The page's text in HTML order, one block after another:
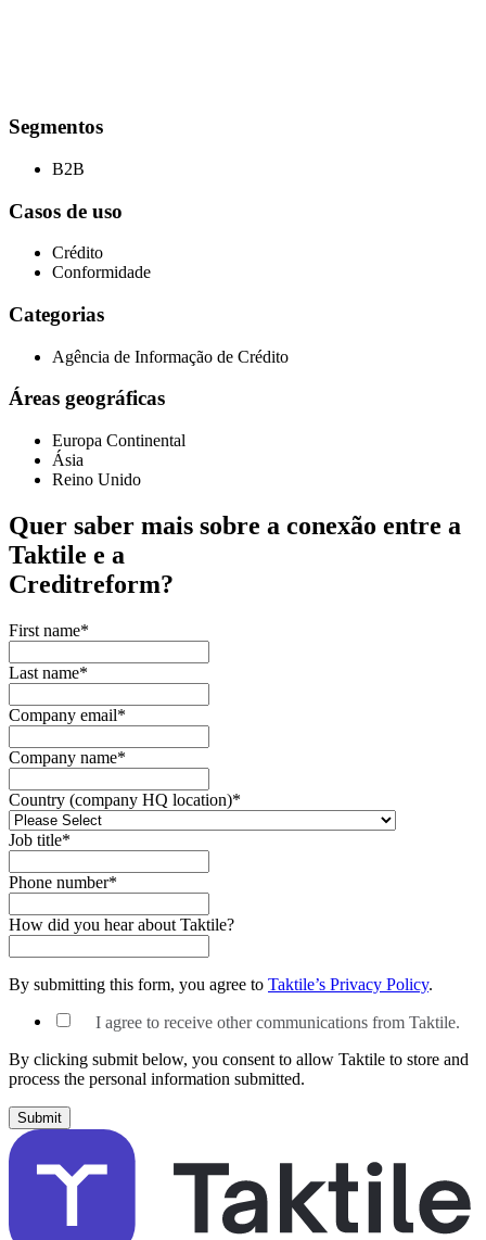
Segmentos
B2B
Casos de uso
Crédito
Conformidade
Categorias
Agência de Informação de Crédito
Áreas geográficas
Europa Continental
Ásia
Reino Unido
Quer saber mais sobre a conexão entre a
Taktile e a
Creditreform?
First name*
Last name*
Company email*
Company name*
Country (company HQ location)*
Job title*
Phone number*
How did you hear about Taktile?
By submitting this form, you agree to Taktile’s Privacy Policy.
I agree to receive other communications from Taktile.
By clicking submit below, you consent to allow Taktile to store and
process the personal information submitted.